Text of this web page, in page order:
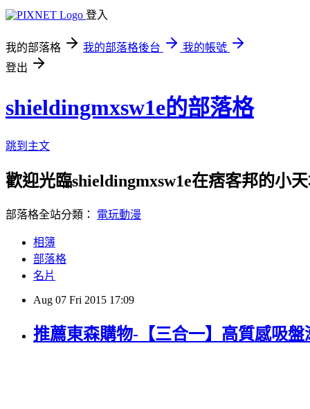
登入
我的部落格 我的部落格後台
我的帳號
登出
shieldingmxsw1e的部落格
跳到主文
歡迎光臨shieldingmxsw1e在痞客邦的小
部落格全站分類： 電玩動漫
相簿
部落格
名片
Aug 07 Fri 2015 17:09
推薦東森購物-【三合一】高質感吸盤